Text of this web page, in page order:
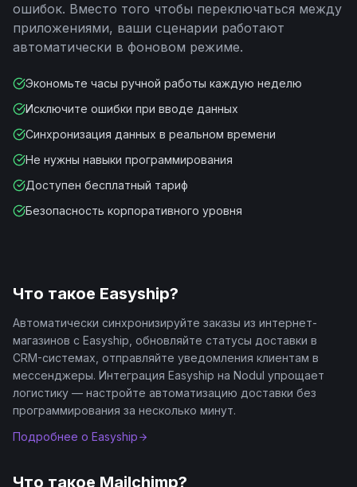
ошибок. Вместо того чтобы переключаться между
приложениями, ваши сценарии работают
автоматически в фоновом режиме.
Экономьте часы ручной работы каждую неделю
Исключите ошибки при вводе данных
Синхронизация данных в реальном времени
Не нужны навыки программирования
Доступен бесплатный тариф
Безопасность корпоративного уровня
Что такое Easyship?
Автоматически синхронизируйте заказы из интернет-
магазинов с Easyship, обновляйте статусы доставки в
CRM-системах, отправляйте уведомления клиентам в
мессенджеры. Интеграция Easyship на Nodul упрощает
логистику — настройте автоматизацию доставки без
программирования за несколько минут.
Подробнее о Easyship
Что такое Mailchimp?